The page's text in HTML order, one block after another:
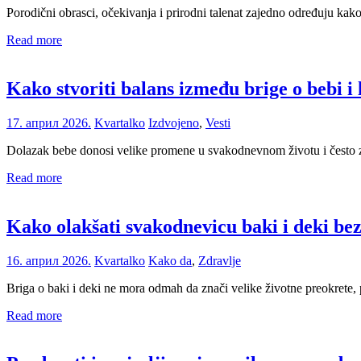
Porodični obrasci, očekivanja i prirodni talenat zajedno određuju
Read more
Kako stvoriti balans između brige o bebi
17. април 2026. Kvartalko Izdvojeno, Vesti
Dolazak bebe donosi velike promene u svakodnevnom životu i
Read more
Kako olakšati svakodnevicu baki i deki
16. април 2026. Kvartalko Kako da, Zdravlje
Briga o baki i deki ne mora odmah da znači velike životne
Read more